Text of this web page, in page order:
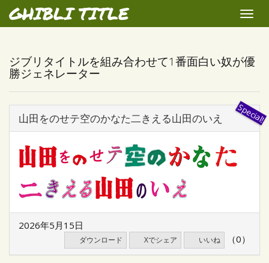
GHIBLI TITLE
Toggle
ジブリタイトルを組み合わせて1番面白い奴が優
勝ジェネレーター
山田をのせテ空のかなた二きえる山田のいえ
2026年5月15日
ダウンロード Xでシェア いいね （0）